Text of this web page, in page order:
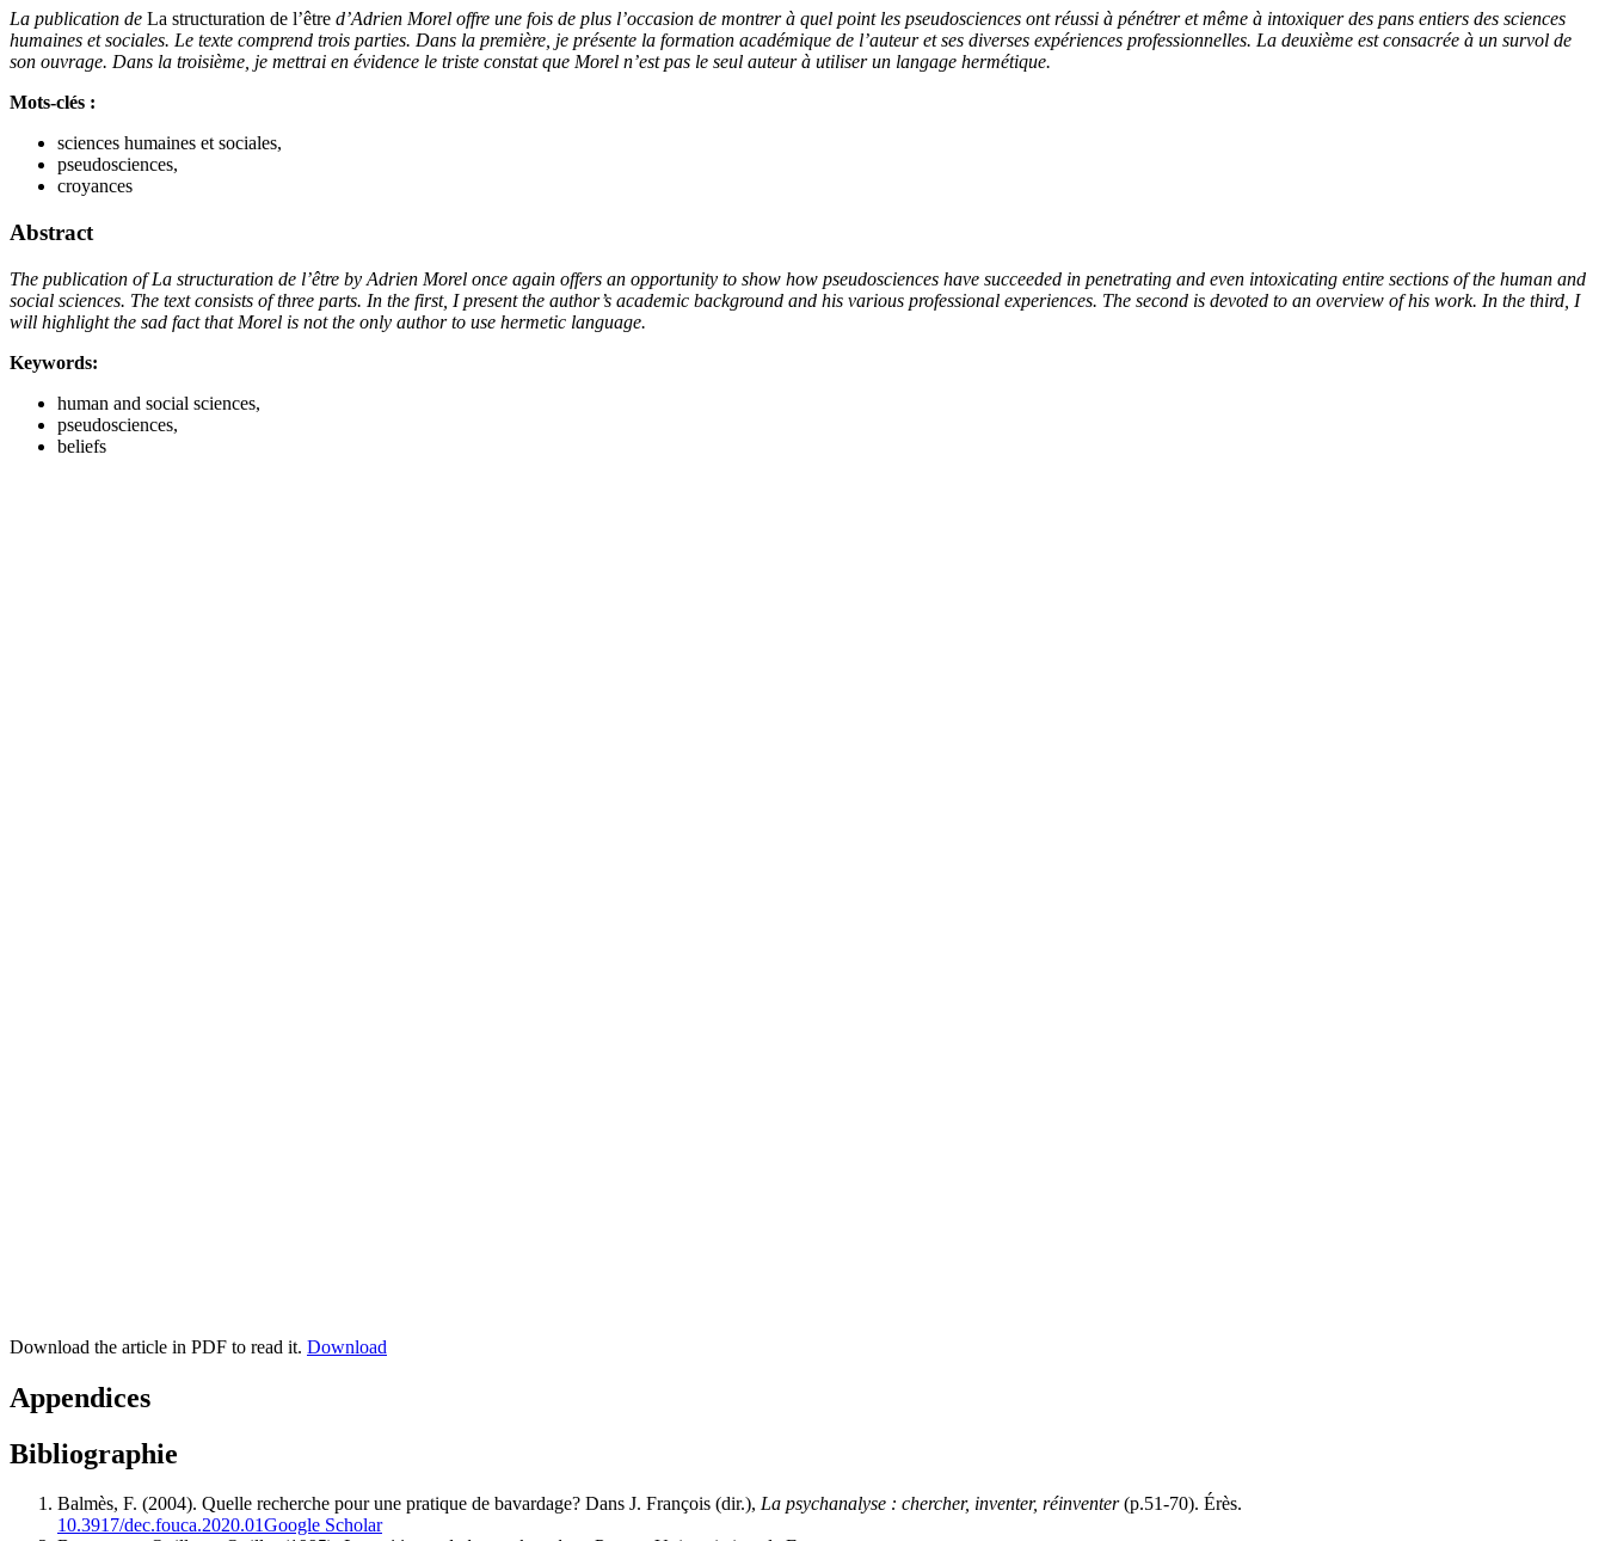
La publication de La structuration de l’être d’Adrien Morel offre une fois de plus l’occasion de montrer à quel point les pseudosciences ont réussi à pénétrer et même à intoxiquer des pans entiers des sciences
humaines et sociales. Le texte comprend trois parties. Dans la première, je présente la formation académique de l’auteur et ses diverses expériences professionnelles. La deuxième est consacrée à un survol de
son ouvrage. Dans la troisième, je mettrai en évidence le triste constat que Morel n’est pas le seul auteur à utiliser un langage hermétique.
Mots-clés :
sciences humaines et sociales,
pseudosciences,
croyances
Abstract
The publication of La structuration de l’être by Adrien Morel once again offers an opportunity to show how pseudosciences have succeeded in penetrating and even intoxicating entire sections of the human and
social sciences. The text consists of three parts. In the first, I present the author’s academic background and his various professional experiences. The second is devoted to an overview of his work. In the third, I
will highlight the sad fact that Morel is not the only author to use hermetic language.
Keywords:
human and social sciences,
pseudosciences,
beliefs
Download the article in PDF to read it. Download
Appendices
Bibliographie
Balmès, F. (2004). Quelle recherche pour une pratique de bavardage? Dans J. François (dir.), La psychanalyse : chercher, inventer, réinventer(p.51-70). Érès.
10.3917/dec.fouca.2020.01Google Scholar